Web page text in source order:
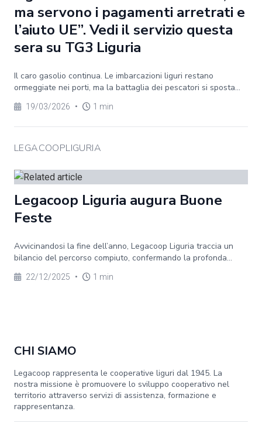
ma servono i pagamenti arretrati e
l’aiuto UE”. Vedi il servizio questa
sera su TG3 Liguria
Il caro gasolio continua. Le imbarcazioni liguri restano
ormeggiate nei porti, ma la battaglia dei pescatori si sposta...
19/03/2026 • 1 min
LEGACOOPLIGURIA
Legacoop Liguria augura Buone
Feste
Avvicinandosi la fine dell’anno, Legacoop Liguria traccia un
bilancio del percorso compiuto, confermando la profonda...
22/12/2025 • 1 min
CHI SIAMO
Legacoop rappresenta le cooperative liguri dal 1945. La
nostra missione è promuovere lo sviluppo cooperativo nel
territorio attraverso servizi di assistenza, formazione e
rappresentanza.